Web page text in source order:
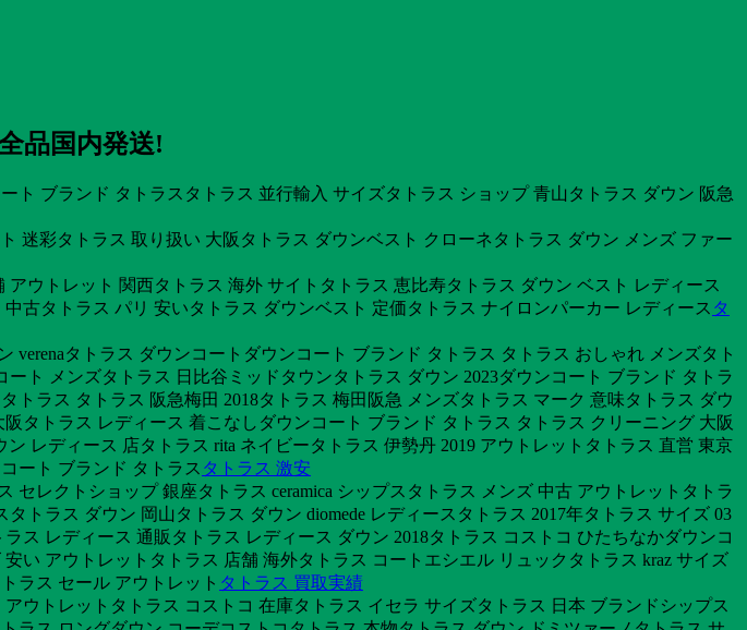
品国内発送!
ブランド タトラスタトラス 並行輸入 サイズタトラス ショップ 青山タトラス ダウン 阪急
迷彩タトラス 取り扱い 大阪タトラス ダウンベスト クローネタトラス ダウン メンズ ファー
ウトレット 関西タトラス 海外 サイトタトラス 恵比寿タトラス ダウン ベスト レディース
古タトラス パリ 安いタトラス ダウンベスト 定価タトラス ナイロンパーカー レディース タ
タトラス ダウンコートダウンコート ブランド タトラス タトラス おしゃれ メンズタト
ト メンズタトラス 日比谷ミッドタウンタトラス ダウン 2023ダウンコート ブランド タトラ
ラス タトラス 阪急梅田 2018タトラス 梅田阪急 メンズタトラス マーク 意味タトラス ダウ
タトラス レディース 着こなしダウンコート ブランド タトラス タトラス クリーニング 大阪
レディース 店タトラス rita ネイビータトラス 伊勢丹 2019 アウトレットタトラス 直営 東京
ート ブランド タトラス タトラス 激安
セレクトショップ 銀座タトラス ceramica シップスタトラス メンズ 中古 アウトレットタトラ
トラス ダウン 岡山タトラス ダウン diomede レディースタトラス 2017年タトラス サイズ 03
ス レディース 通販タトラス レディース ダウン 2018タトラス コストコ ひたちなかダウンコ
い アウトレットタトラス 店舗 海外タトラス コートエシエル リュックタトラス kraz サイズ
ラス セール アウトレット タトラス 買取実績
ウトレットタトラス コストコ 在庫タトラス イセラ サイズタトラス 日本 ブランドシップス